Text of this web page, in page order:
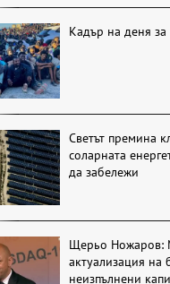
Кадър на деня за
Светът премина
соларната
да забележи
Щерьо Ножаров:
актуализация на
неизпълнени